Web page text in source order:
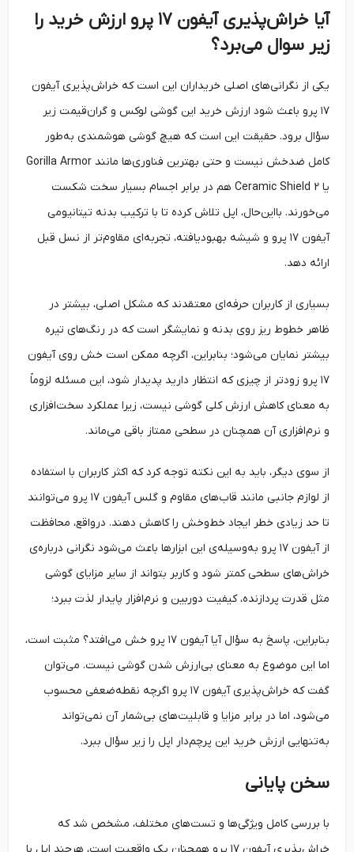
آیا خراش‌پذیری آیفون۱۷پرو ارزش خرید را
زیر سوال می‌برد؟
یکی از نگرانی‌های اصلی خریداران این است که خراش‌پذیری آیفون
۱۷ پرو باعث شود ارزش خرید این گوشی لوکس و گران‌قیمت زیر
سؤال برود. حقیقت این است که هیچ گوشی هوشمندی به‌طور
کامل ضدخش نیست و حتی بهترین فناوری‌ها مانند Gorilla Armor
یا Ceramic Shield 2 هم در برابر اجسام بسیار سخت شکست
می‌خورند. بااین‌حال، اپل تلاش کرده تا با ترکیب بدنه تیتانیومی
آیفون ۱۷ پرو و شیشه بهبودیافته، تجربه‌ای مقاوم‌تر از نسل قبل
ارائه دهد.
بسیاری از کاربران حرفه‌ای معتقدند که مشکل اصلی، بیشتر در
ظاهر خطوط ریز روی بدنه و نمایشگر است که در رنگ‌های تیره
بیشتر نمایان می‌شود؛ بنابراین، اگرچه ممکن است خش روی آیفون
۱۷ پرو زودتر از چیزی که انتظار دارید پدیدار شود، این مسئله لزوماً
به معنای کاهش ارزش کلی گوشی نیست، زیرا عملکرد سخت‌افزاری
و نرم‌افزاری آن همچنان در سطحی ممتاز باقی می‌ماند.
از سوی دیگر، باید به این نکته توجه کرد که اکثر کاربران با استفاده
از لوازم جانبی مانند قاب‌های مقاوم و گلس آیفون ۱۷ پرو می‌توانند
تا حد زیادی خطر ایجاد خط‌وخش را کاهش دهند. درواقع، محافظت
از آیفون ۱۷ پرو به‌وسیله‌ی این ابزارها باعث می‌شود نگرانی درباره‌ی
خراش‌های سطحی کمتر شود و کاربر بتواند از سایر مزایای گوشی
مثل قدرت پردازنده، کیفیت دوربین و نرم‌افزار پایدار لذت ببرد؛
بنابراین، پاسخ به سؤال آیا آیفون ۱۷ پرو خش می‌افتد؟ مثبت است،
اما این موضوع به معنای بی‌ارزش شدن گوشی نیست. می‌توان
گفت که خراش‌پذیری آیفون ۱۷ پرو اگرچه نقطه‌ضعفی محسوب
می‌شود، اما در برابر مزایا و قابلیت‌های بی‌شمار آن نمی‌تواند
به‌تنهایی ارزش خرید این پرچم‌دار اپل را زیر سؤال ببرد.
سخن پایانی
با بررسی کامل ویژگی‌ها و تست‌های مختلف، مشخص شد که